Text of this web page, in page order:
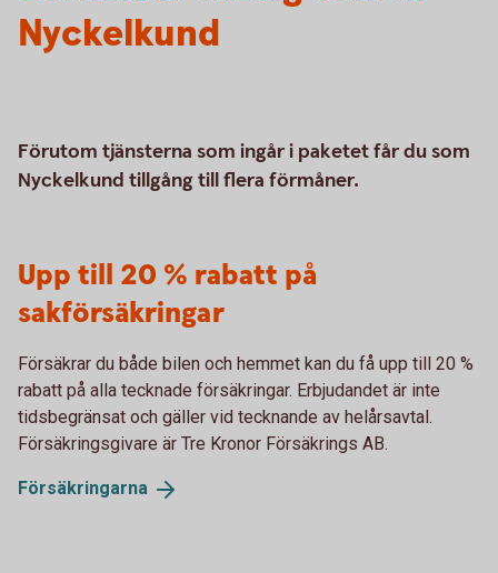
Nyckelkund
Förutom tjänsterna som ingår i paketet får du som
Nyckelkund tillgång till flera förmåner.
Upp till 20 % rabatt på
sakförsäkringar
Försäkrar du både bilen och hemmet kan du få upp till 20 %
rabatt på alla tecknade försäkringar. Erbjudandet är inte
tidsbegränsat och gäller vid tecknande av helårsavtal.
Försäkringsgivare är Tre Kronor Försäkrings AB.
Försäkringarna